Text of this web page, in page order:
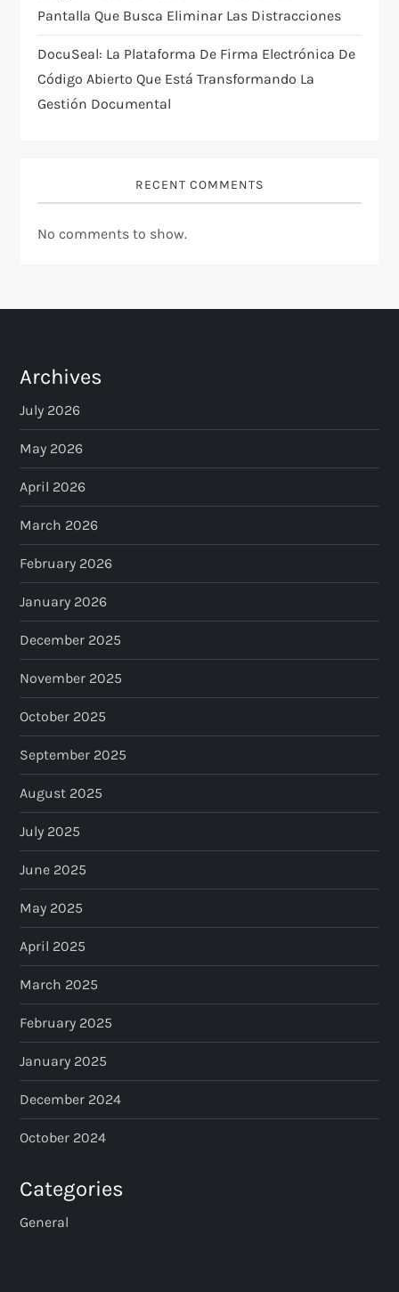
Pantalla Que Busca Eliminar Las Distracciones
DocuSeal: La Plataforma De Firma Electrónica De
Código Abierto Que Está Transformando La
Gestión Documental
RECENT COMMENTS
No comments to show.
Archives
July 2026
May 2026
April 2026
March 2026
February 2026
January 2026
December 2025
November 2025
October 2025
September 2025
August 2025
July 2025
June 2025
May 2025
April 2025
March 2025
February 2025
January 2025
December 2024
October 2024
Categories
General